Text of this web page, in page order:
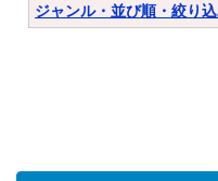
ジャンル・並び順・絞り